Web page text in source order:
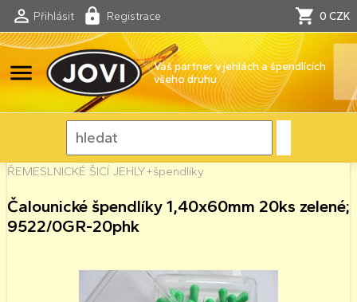
Přihlásit Registrace 0 CZK
menu
Váš partner v jehlách a špendlících
všeho druhu
ŘEMESLNICKÉ ŠICÍ JEHLY+špendlíky
Čalounické špendlíky 1,40x60mm 20ks zelené;
9522/0GR-20phk